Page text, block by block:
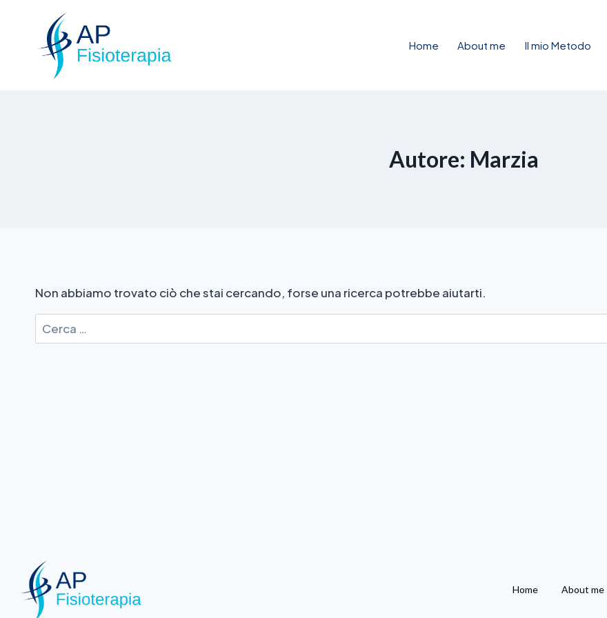
Home About me Il mio Metodo
Autore: Marzia
Non abbiamo trovato ciò che stai cercando, forse una ricerca potrebbe aiutarti.
Home About me